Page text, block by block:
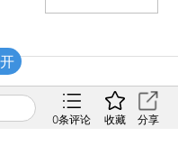
0条评论 收藏 分享